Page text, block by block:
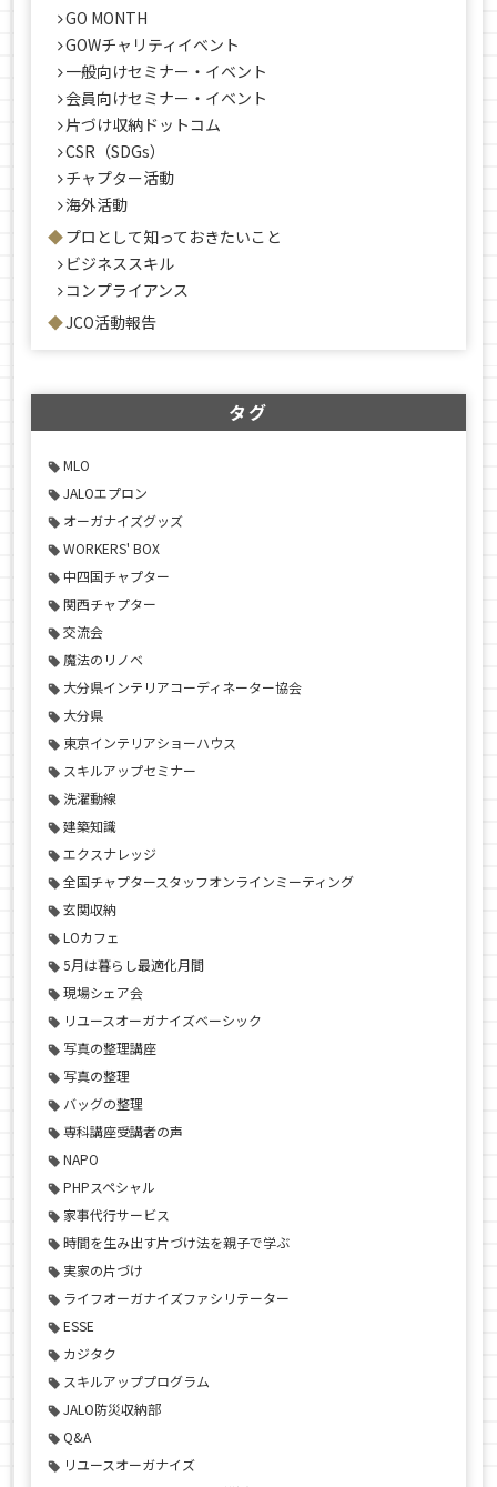
GO MONTH
GOWチャリティイベント
一般向けセミナー・イベント
会員向けセミナー・イベント
片づけ収納ドットコム
CSR（SDGs）
チャプター活動
海外活動
プロとして知っておきたいこと
ビジネススキル
コンプライアンス
JCO活動報告
タグ
MLO
JALOエプロン
オーガナイズグッズ
WORKERS' BOX
中四国チャプター
関西チャプター
交流会
魔法のリノベ
大分県インテリアコーディネーター協会
大分県
東京インテリアショーハウス
スキルアップセミナー
洗濯動線
建築知識
エクスナレッジ
全国チャプタースタッフオンラインミーティング
玄関収納
LOカフェ
5月は暮らし最適化月間
現場シェア会
リユースオーガナイズベーシック
写真の整理講座
写真の整理
バッグの整理
専科講座受講者の声
NAPO
PHPスペシャル
家事代行サービス
時間を生み出す片づけ法を親子で学ぶ
実家の片づけ
ライフオーガナイズファシリテーター
ESSE
カジタク
スキルアッププログラム
JALO防災収納部
Q&A
リユースオーガナイズ